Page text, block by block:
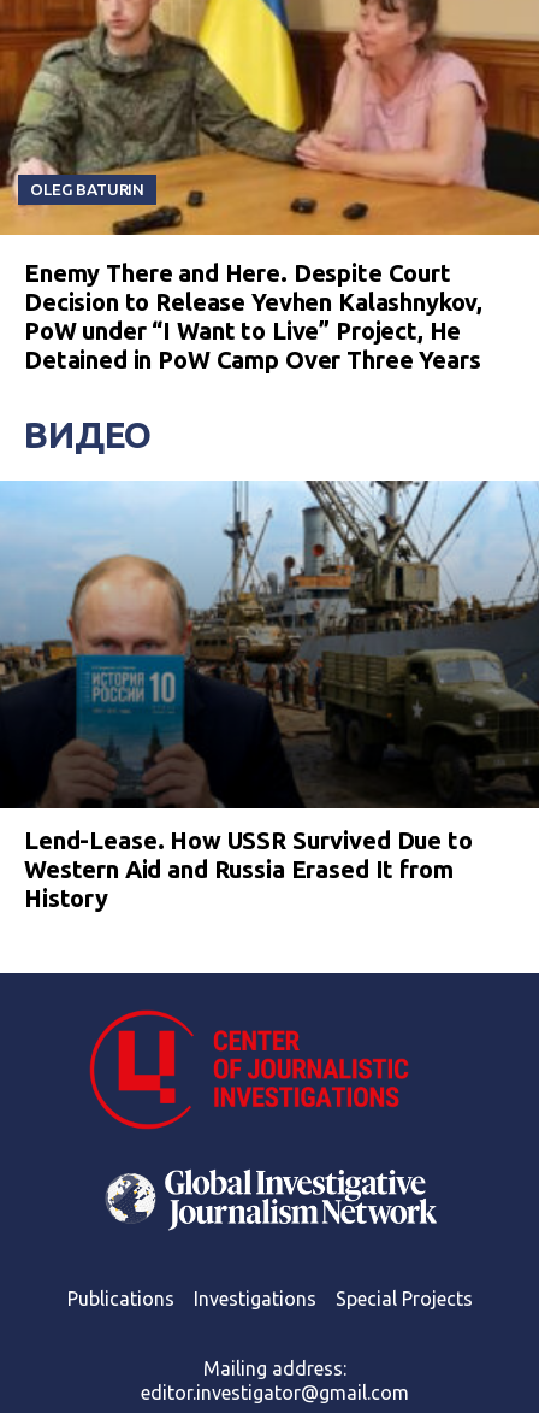
OLEG BATURIN
Enemy There and Here. Despite Court
Decision to Release Yevhen Kalashnykov,
PoW under “I Want to Live” Project, He
Detained in PoW Camp Over Three Years
ВИДЕО
Lend-Lease. How USSR Survived Due to
Western Aid and Russia Erased It from
History
Publications Investigations Special Projects
Mailing address:
editor.investigator@gmail.com